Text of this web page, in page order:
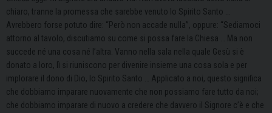
chiaro, tranne la promessa che sarebbe venuto lo Spirito Santo …
Avrebbero forse potuto dire: “Però non accade nulla”, oppure: “Sediamoci
attorno al tavolo, discutiamo su come si possa fare la Chiesa … Ma non
succede né una cosa né l’altra. Vanno nella sala nella quale Gesù si è
donato a loro, lì si riuniscono per divenire insieme una cosa sola e per
implorare il dono di Dio, lo Spirito Santo … Applicato a noi, questo significa
che dobbiamo imparare nuovamente che non possiamo fare tutto da noi;
che dobbiamo imparare di nuovo a credere che davvero il Signore c’è e che